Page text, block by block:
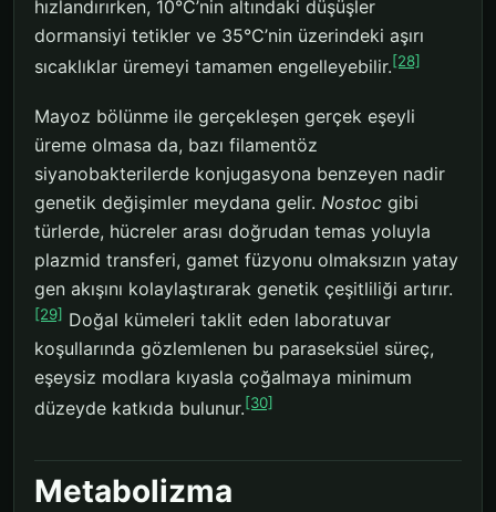
hızlandırırken, 10°C’nin altındaki düşüşler
dormansiyi tetikler ve 35°C’nin üzerindeki aşırı
sıcaklıklar üremeyi tamamen engelleyebilir.[28]
Mayoz bölünme ile gerçekleşen gerçek eşeyli
üreme olmasa da, bazı filamentöz
siyanobakterilerde konjugasyona benzeyen nadir
genetik değişimler meydana gelir. Nostoc gibi
türlerde, hücreler arası doğrudan temas yoluyla
plazmid transferi, gamet füzyonu olmaksızın yatay
gen akışını kolaylaştırarak genetik çeşitliliği artırır.
[29] Doğal kümeleri taklit eden laboratuvar
koşullarında gözlemlenen bu paraseksüel süreç,
eşeysiz modlara kıyasla çoğalmaya minimum
düzeyde katkıda bulunur.[30]
Metabolizma